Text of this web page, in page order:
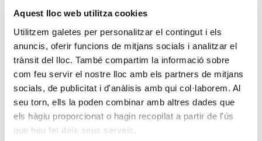
Aquest lloc web utilitza cookies
Utilitzem galetes per personalitzar el contingut i els
anuncis, oferir funcions de mitjans socials i analitzar el
trànsit del lloc. També compartim la informació sobre
com feu servir el nostre lloc amb els partners de mitjans
socials, de publicitat i d'anàlisis amb qui col·laborem. Al
seu torn, ells la poden combinar amb altres dades que
els hàgiu proporcionat o hagin recopilat a partir de l'ús
que heu fet dels seus serveis.
de la Distinción Honorífica de Cáritas en la
Universidad Pompeu Fabra
ÚLTIMAS ENTRADAS
Cáritas expresa su preocupación por la